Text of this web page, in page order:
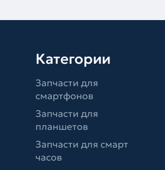
Категории
Запчасти для
смартфонов
Запчасти для
планшетов
Запчасти для смарт
часов